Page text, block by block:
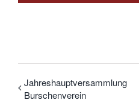
Jahreshauptversammlung
Burschenverein